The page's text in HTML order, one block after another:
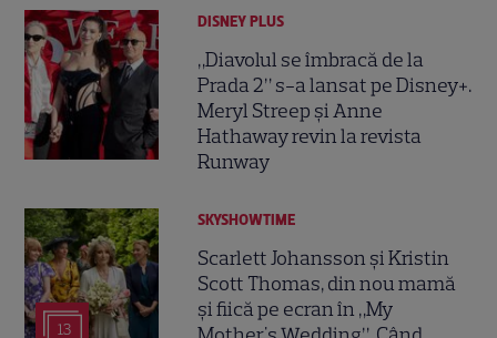
DISNEY PLUS
„Diavolul se îmbracă de la
Prada 2” s-a lansat pe Disney+.
Meryl Streep și Anne
Hathaway revin la revista
Runway
13
SKYSHOWTIME
Scarlett Johansson și Kristin
Scott Thomas, din nou mamă
și fiică pe ecran în „My